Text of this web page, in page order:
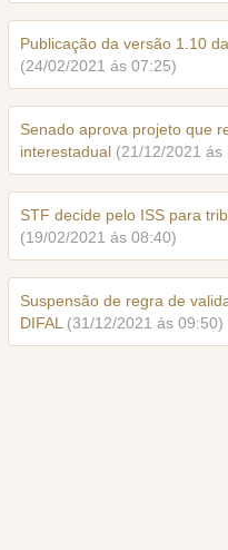
Publicação da versão 1.10
(24/02/2021 ás 07:25)
Senado aprova projeto que
interestadual (21/12/2021 ás
STF decide pelo ISS para
(19/02/2021 ás 08:40)
Suspensão de regra de
DIFAL (31/12/2021 ás 09:50)